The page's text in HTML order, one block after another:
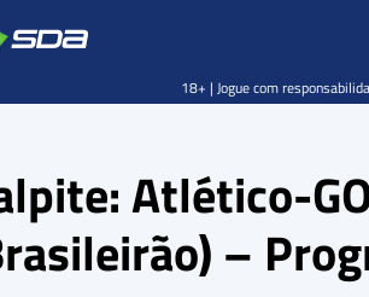
Atlético-
–
18+ | Jogue com